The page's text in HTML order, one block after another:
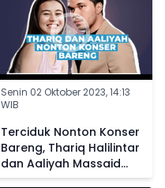
Senin 02 Oktober 2023, 14:13
WIB
Terciduk Nonton Konser
Bareng, Thariq Halilintar
dan Aaliyah Massaid
Diisukan Makin Dekat